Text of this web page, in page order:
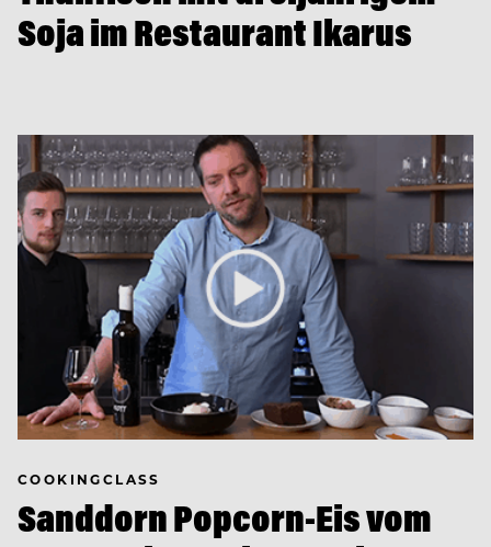
Soja im Restaurant Ikarus
COOKINGCLASS
Sanddorn Popcorn-Eis vom